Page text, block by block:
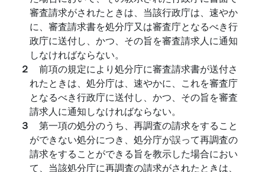
審査請求がされたときは、当該行政庁は、速やか
に、審査請求書を処分庁又は審査庁となるべき行
政庁に送付し、かつ、その旨を審査請求人に通知
しなければならない。
２ 前項の規定により処分庁に審査請求書が送付さ
れたときは、処分庁は、速やかに、これを審査庁
となるべき行政庁に送付し、かつ、その旨を審査
請求人に通知しなければならない。
３ 第一項の処分のうち、再調査の請求をすること
ができない処分につき、処分庁が誤って再調査の
請求をすることができる旨を教示した場合におい
て、当該処分庁に再調査の請求がされたときは、